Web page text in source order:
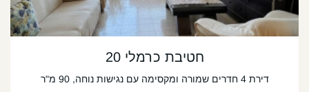
חטיבת כרמלי 20
דירת 4 חדרים שמורה ומקסימה עם נגישות נוחה, 90 מ"ר